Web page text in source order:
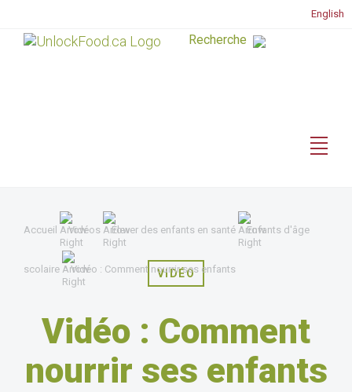
English
Accueil Vidéos Élever des enfants en santé Enfants d'âge
scolaire Vidéo : Comment nourrir ses enfants
VIDÉO
Vidéo : Comment
nourrir ses enfants